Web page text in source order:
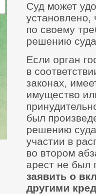
Суд может
установлено,
по своему
решению
Если орган
в
законах,
имущество
был
решению
участии в
во втором
арест не был
заявить о
другими